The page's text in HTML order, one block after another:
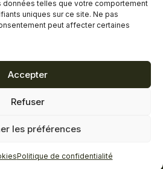
données telles que votre comportement
uniques sur ce site. Ne pas
peut affecter certaines
Accepter
Refuser
les préférences
Politique de confidentialité
9h00 à 20h00
9h00 à 18h00
11h00 à 16h30